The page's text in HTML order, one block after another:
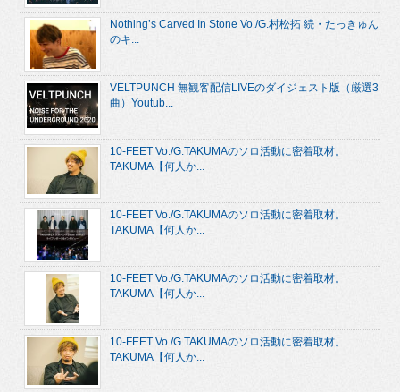
Nothing’s Carved In Stone Vo./G.村松拓 続・たっきゅん
のキ...
VELTPUNCH 無観客配信LIVEのダイジェスト版（厳選3
曲）Youtub...
10-FEET Vo./G.TAKUMAのソロ活動に密着取材。
TAKUMA【何人か...
10-FEET Vo./G.TAKUMAのソロ活動に密着取材。
TAKUMA【何人か...
10-FEET Vo./G.TAKUMAのソロ活動に密着取材。
TAKUMA【何人か...
10-FEET Vo./G.TAKUMAのソロ活動に密着取材。
TAKUMA【何人か...